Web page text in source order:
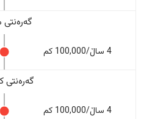
گەرەنتی
4 ساڵ/100,000 کم
گەرەنتی
4 ساڵ/100,000 کم